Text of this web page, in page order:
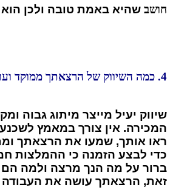
חושב שהיא באמת טובה ולכן
4. כמה השיווק של הרצאתך ממוקד ועוצמתי?
שיווק יעיל מייצר מיתוג גבוה
המכירה. אין צורך במאמץ
ראו אותך, שמעו את הרצאתך
כדי לבצע הזמנה כי ההמלצות
ברור על מה הנך מרצה ולמה הם
זאת, הרצאתך עושה את העבודה